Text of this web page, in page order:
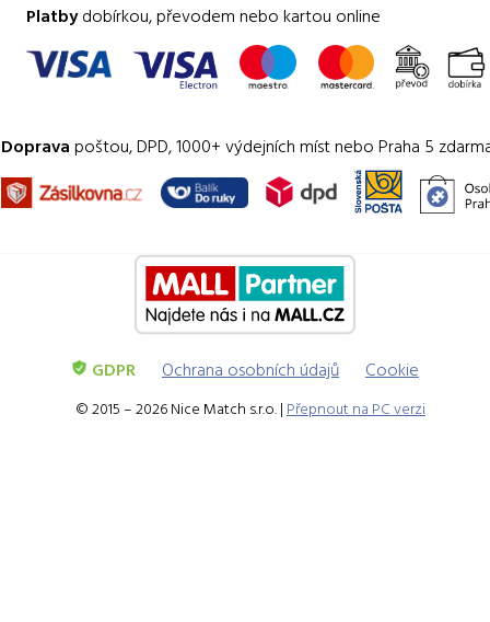
Platbydobírkou, převodem nebo kartou online
Doprava poštou, DPD, 1000+ výdejních míst nebo Praha 5
GDPR Ochrana osobních údajů Cookie
© 2015 – 2026 Nice Match s.r.o. | Přepnout na PC verzi